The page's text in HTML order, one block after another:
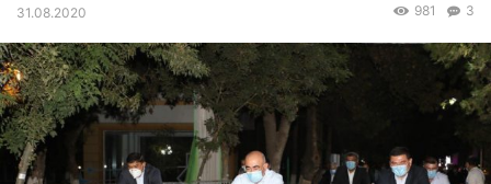
31.08.2020 3
981